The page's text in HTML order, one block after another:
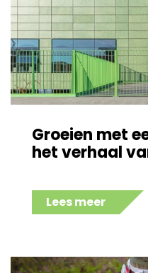
Groeien met
het verhaal
Lees meer